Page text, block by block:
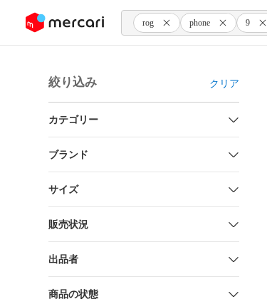
ツにスキップ rog phone 9
絞り込み クリア
カテゴリー
ブランド
サイズ
販売状況
出品者
商品の状態